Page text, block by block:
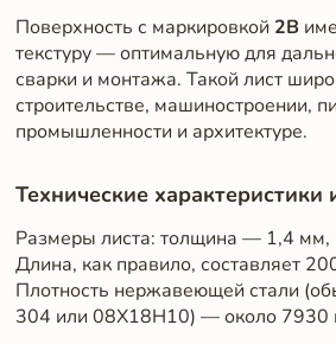
Поверхность с маркировкой 2B
текстуру — оптимальную для
сварки и монтажа. Такой лист
строительстве, машиностроении,
промышленности и архитектуре.
Технические характеристики
Размеры листа: толщина — 1,4
Длина, как правило, составляет
Плотность нержавеющей стали
304 или 08Х18Н10) — около 7930